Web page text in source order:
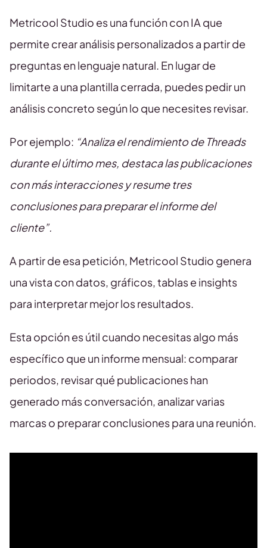
Metricool Studio es una función con IA que
permite crear análisis personalizados a partir de
preguntas en lenguaje natural. En lugar de
limitarte a una plantilla cerrada, puedes pedir un
análisis concreto según lo que necesites revisar.
Por ejemplo: “Analiza el rendimiento de Threads
durante el último mes, destaca las publicaciones
con más interacciones y resume tres
conclusiones para preparar el informe del
cliente”.
A partir de esa petición, Metricool Studio genera
una vista con datos, gráficos, tablas e insights
para interpretar mejor los resultados.
Esta opción es útil cuando necesitas algo más
específico que un informe mensual: comparar
periodos, revisar qué publicaciones han
generado más conversación, analizar varias
marcas o preparar conclusiones para una reunión.